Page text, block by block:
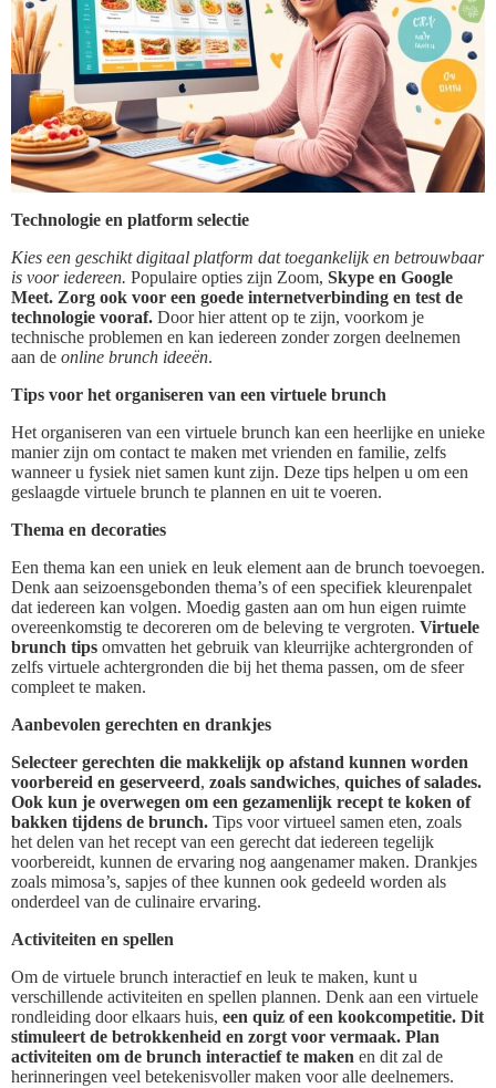
Technologie en platform selectie
Kies een geschikt digitaal platform dat toegankelijk en betrouwbaar
is voor iedereen. Populaire opties zijn Zoom, Skype en Google
Meet. Zorg ook voor een goede internetverbinding en test de
technologie vooraf. Door hier attent op te zijn, voorkom je
technische problemen en kan iedereen zonder zorgen deelnemen
aan de online brunch ideeën.
Tips voor het organiseren van een virtuele brunch
Het organiseren van een virtuele brunch kan een heerlijke en unieke
manier zijn om contact te maken met vrienden en familie, zelfs
wanneer u fysiek niet samen kunt zijn. Deze tips helpen u om een
geslaagde virtuele brunch te plannen en uit te voeren.
Thema en decoraties
Een thema kan een uniek en leuk element aan de brunch toevoegen.
Denk aan seizoensgebonden thema’s of een specifiek kleurenpalet
dat iedereen kan volgen. Moedig gasten aan om hun eigen ruimte
overeenkomstig te decoreren om de beleving te vergroten. Virtuele
brunch tips omvatten het gebruik van kleurrijke achtergronden of
zelfs virtuele achtergronden die bij het thema passen, om de sfeer
compleet te maken.
Aanbevolen gerechten en drankjes
Selecteer gerechten die makkelijk op afstand kunnen worden
voorbereid en geserveerd, zoals sandwiches, quiches of salades.
Ook kun je overwegen om een gezamenlijk recept te koken of
bakken tijdens de brunch. Tips voor virtueel samen eten, zoals
het delen van het recept van een gerecht dat iedereen tegelijk
voorbereidt, kunnen de ervaring nog aangenamer maken. Drankjes
zoals mimosa’s, sapjes of thee kunnen ook gedeeld worden als
onderdeel van de culinaire ervaring.
Activiteiten en spellen
Om de virtuele brunch interactief en leuk te maken, kunt u
verschillende activiteiten en spellen plannen. Denk aan een virtuele
rondleiding door elkaars huis, een quiz of een kookcompetitie. Dit
stimuleert de betrokkenheid en zorgt voor vermaak. Plan
activiteiten om de brunch interactief te maken en dit zal de
herinneringen veel betekenisvoller maken voor alle deelnemers.